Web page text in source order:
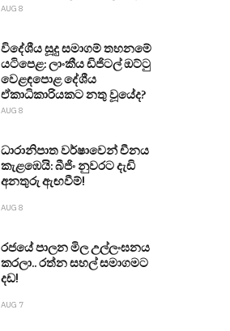
AUG 8
විදේශීය සූදු සමාගම් තහනමේ
යටිපෙළ: ලාංකීය ඩිජිටල් ඔට්ටු
වෙළඳපොළ දේශීය
ඒකාධිකාරියකට නතු වූයේද?
AUG 8
ධාරානිපාත වර්ෂාවෙන් චීනය
කැළඹෙයි: බීජිං නුවරට දැඩි
අනතුරු ඇඟවීම්!
AUG 8
රජයේ පාලන මිල උල්ලංඝනය
කරලා.. රත්න සහල් සමාගමට
දඩ!
AUG 7